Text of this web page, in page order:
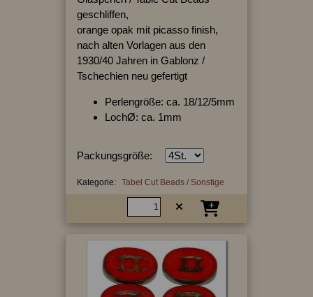
geschliffen,
orange opak mit picasso finish,
nach alten Vorlagen aus den
1930/40 Jahren in Gablonz /
Tschechien neu gefertigt
Perlengröße: ca. 18/12/5mm
LochØ: ca. 1mm
Packungsgröße:
Kategorie: Tabel Cut Beads / Sonstige